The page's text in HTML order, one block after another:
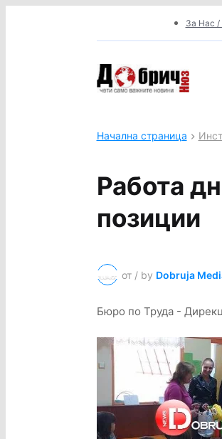
За Нас /
Начална страница
Работа
позиции
от / by Dobruja
Бюро по Труда -